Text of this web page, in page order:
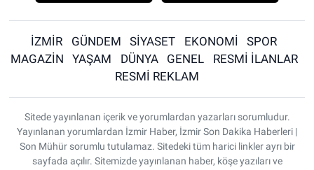
İZMİR GÜNDEM SİYASET EKONOMİ
SPOR
MAGAZİN
YAŞAM DÜNYA GENEL
RESMİ İLANLAR
RESMİ REKLAM
Sitede yayınlanan içerik ve yorumlardan yazarları sorumludur.
Yayınlanan yorumlardan İzmir Haber, İzmir Son Dakika Haberleri |
Son Mühür sorumlu tutulamaz. Sitedeki tüm harici linkler ayrı bir
sayfada açılır. Sitemizde yayınlanan haber, köşe yazıları ve